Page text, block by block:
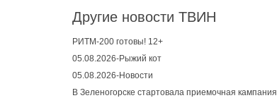
Другие новости ТВИН
РИТМ-200 готовы! 12+
05.08.2026-Рыжий кот
05.08.2026-Новости
В Зеленогорске стартовала приемочная кампания